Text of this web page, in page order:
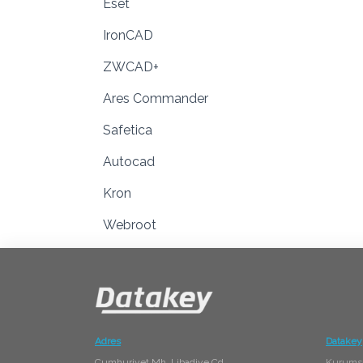
Eset
IronCAD
ZWCAD+
Ares Commander
Safetica
Autocad
Kron
Webroot
Adres
Datakey